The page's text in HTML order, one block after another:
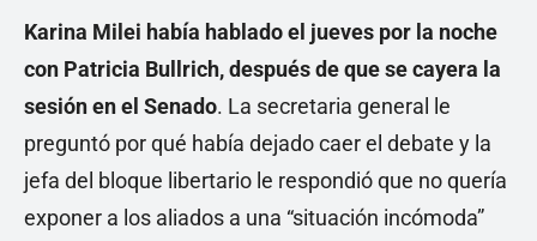
Karina Milei había hablado el jueves por la noche
con Patricia Bullrich, después de que se cayera la
sesión en el Senado. La secretaria general le
preguntó por qué había dejado caer el debate y la
jefa del bloque libertario le respondió que no quería
exponer a los aliados a una “situación incómoda”